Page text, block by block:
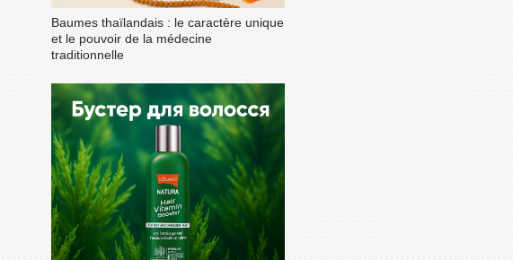
Baumes thaïlandais : le caractère unique
et le pouvoir de la médecine
traditionnelle